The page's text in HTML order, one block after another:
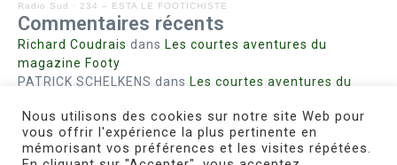
Radio Sud · 234 – ESTA LE FOOTICHISTE
Commentaires récents
Richard Coudrais dans Les courtes aventures du
magazine Footy
PATRICK SCHELKENS dans Les courtes aventures du
Bohn fabiennedans Intrigues sanglantes à Mulhouse
Steph. RUTA dansLust for Nice
MIRMANDdansPieds agiles et champignons
Nous utilisons des cookies sur notre site Web pour
vous offrir l'expérience la plus pertinente en
mémorisant vos préférences et les visites répétées.